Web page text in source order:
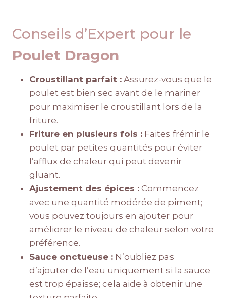
Conseils d’Expert pour le
Poulet Dragon
Croustillant parfait : Assurez-vous que le
poulet est bien sec avant de le mariner
pour maximiser le croustillant lors de la
friture.
Friture en plusieurs fois : Faites frémir le
poulet par petites quantités pour éviter
l’afflux de chaleur qui peut devenir
gluant.
Ajustement des épices : Commencez
avec une quantité modérée de piment;
vous pouvez toujours en ajouter pour
améliorer le niveau de chaleur selon votre
préférence.
Sauce onctueuse : N’oubliez pas
d’ajouter de l’eau uniquement si la sauce
est trop épaisse; cela aide à obtenir une